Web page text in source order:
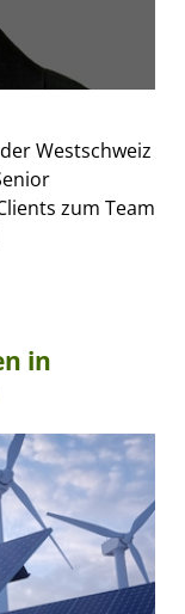
Westschweiz
zum Team
in